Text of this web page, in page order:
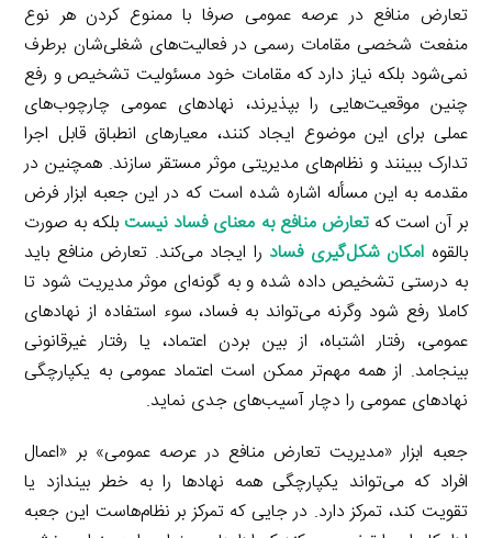
تعارض منافع در عرصه عمومی صرفا با ممنوع کردن هر نوع
منفعت شخصی مقامات رسمی در فعالیت‌های شغلی‌شان برطرف
نمی‌شود بلکه نیاز دارد که مقامات خود مسئولیت تشخیص و رفع
چنین موقعیت‌هایی را بپذیرند، نهادهای عمومی چارچوب‌های
عملی برای این موضوع ایجاد کنند، معیارهای انطباق قابل اجرا
تدارک ببینند و نظام‌های مدیریتی موثر مستقر سازند. همچنین در
مقدمه به این مسأله اشاره شده است که در این جعبه ابزار فرض
بر آن است کهتعارض منافع به معنای فساد نیست بلکه به صورت
بالقوه امکان شکل‌گیری فساد را ایجاد می‌کند. تعارض منافع باید
به درستی تشخیص داده شده و به گونه‌ای موثر مدیریت شود تا
کاملا رفع شود وگرنه می‌تواند به فساد، سوء استفاده از نهادهای
عمومی، رفتار اشتباه، از بین بردن اعتماد، یا رفتار غیرقانونی
بینجامد. از همه مهم‌تر ممکن است اعتماد عمومی به یکپارچگی
نهادهای عمومی را دچار آسیب‌های جدی نماید.
جعبه ابزار «مدیریت تعارض منافع در عرصه عمومی» بر «اعمال
افراد که می‌تواند یکپارچگی همه نهادها را به خطر بیندازد یا
تقویت کند، تمرکز دارد. در جایی که تمرکز بر نظام‌هاست این جعبه